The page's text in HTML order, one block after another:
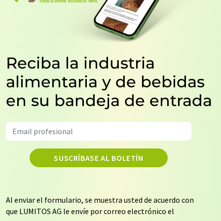
Reciba la industria
alimentaria y de bebidas
en su bandeja de entrada
SUSCRÍBASE AL BOLETÍN
Al enviar el formulario, se muestra usted de acuerdo con
que LUMITOS AG le envíe por correo electrónico el